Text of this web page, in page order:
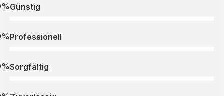
Günstig
Professionell
Sorgfältig